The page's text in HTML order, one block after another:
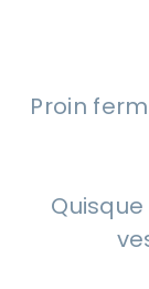
Proin